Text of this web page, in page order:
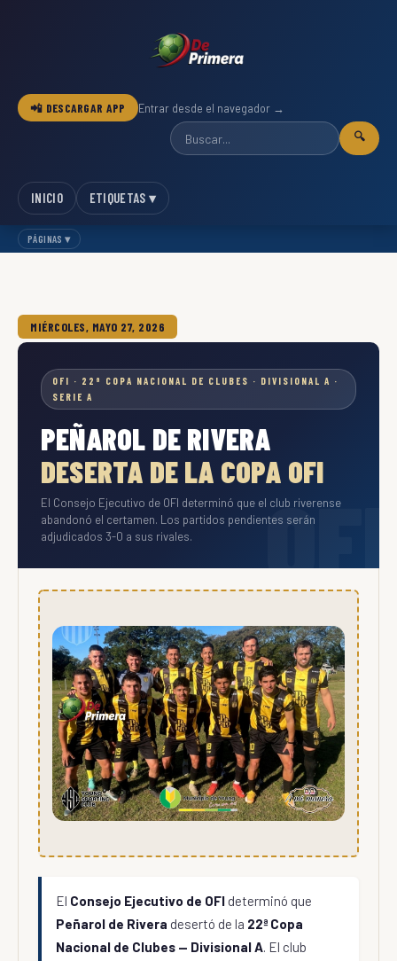
📲 DESCARGAR APP Entrar desde el navegador →
🔍
INICIO ETIQUETAS ▾
PÁGINAS ▾
MIÉRCOLES, MAYO 27, 2026
OFI · 22ª COPA NACIONAL DE CLUBES · DIVISIONAL A ·
SERIE A
PEÑAROL DE RIVERA
DESERTA DE LA COPA OFI
El Consejo Ejecutivo de OFI determinó que el club riverense
abandonó el certamen. Los partidos pendientes serán
adjudicados 3-0 a sus rivales.
El Consejo Ejecutivo de OFI determinó que
Peñarol de Rivera desertó de la 22ª Copa
Nacional de Clubes — Divisional A. El club